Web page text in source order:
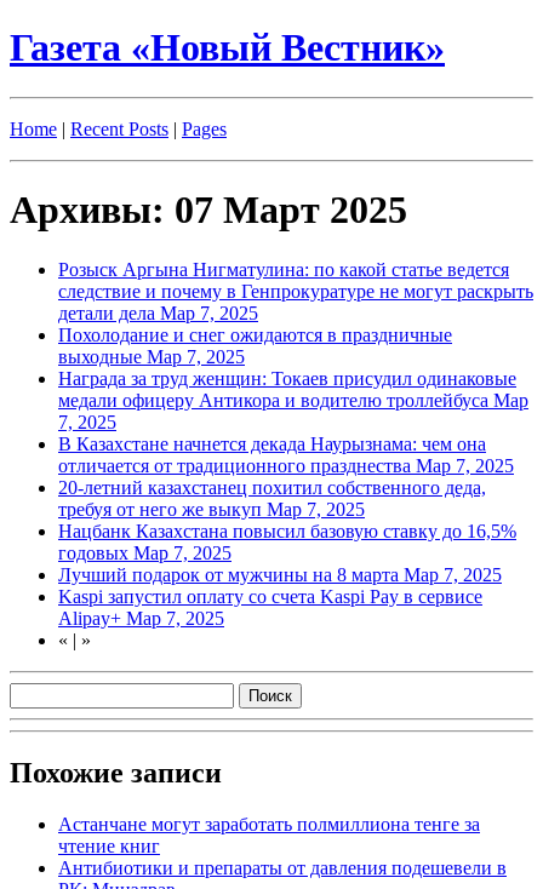
Газета «Новый Вестник»
Home | Recent Posts | Pages
Архивы: 07 Март 2025
Розыск Аргына Нигматулина: по какой статье ведется
следствие и почему в Генпрокуратуре не могут раскрыть
детали дела Мар 7, 2025
Похолодание и снег ожидаются в праздничные
выходные Мар 7, 2025
Награда за труд женщин: Токаев присудил одинаковые
медали офицеру Антикора и водителю троллейбуса Мар
7, 2025
В Казахстане начнется декада Наурызнама: чем она
отличается от традиционного празднества Мар 7, 2025
20-летний казахстанец похитил собственного деда,
требуя от него же выкуп Мар 7, 2025
Нацбанк Казахстана повысил базовую ставку до 16,5%
годовых Мар 7, 2025
Лучший подарок от мужчины на 8 марта Мар 7, 2025
Kaspi запустил оплату со счета Kaspi Pay в сервисе
Alipay+ Мар 7, 2025
« | »
Похожие записи
Астанчане могут заработать полмиллиона тенге за
чтение книг
Антибиотики и препараты от давления подешевели в